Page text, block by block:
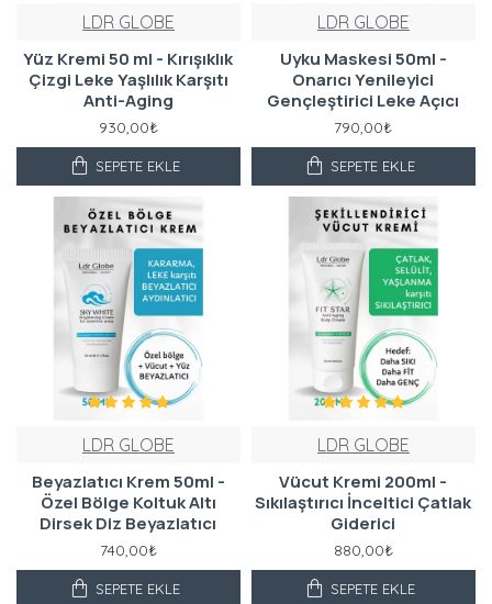
LDR GLOBE
Yüz Kremi 50 ml - Kırışıklık
Çizgi Leke Yaşlılık Karşıtı
Anti-Aging
930,00₺
SEPETE EKLE
LDR GLOBE
Uyku Maskesi 50ml -
Onarıcı Yenileyici
Gençleştirici Leke Açıcı
790,00₺
SEPETE EKLE
LDR GLOBE
Beyazlatıcı Krem 50ml -
Özel Bölge Koltuk Altı
Dirsek Diz Beyazlatıcı
740,00₺
SEPETE EKLE
LDR GLOBE
Vücut Kremi 200ml -
Sıkılaştırıcı İnceltici Çatlak
Giderici
880,00₺
SEPETE EKLE